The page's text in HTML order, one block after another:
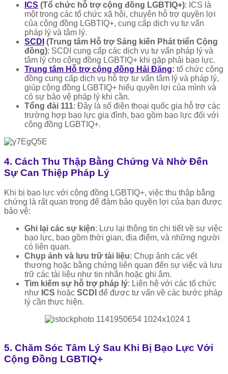
ICS (Tổ chức hỗ trợ cộng đồng LGBTIQ+): ICS là
một trong các tổ chức xã hội, chuyên hỗ trợ quyền lợi
của cộng đồng LGBTIQ+, cung cấp dịch vụ tư vấn
pháp lý và tâm lý.
SCDI (Trung tâm Hỗ trợ Sáng kiến Phát triển Cộng
đồng): SCDI cung cấp các dịch vụ tư vấn pháp lý và
tâm lý cho cộng đồng LGBTIQ+ khi gặp phải bạo lực.
Trung tâm Hỗ trợ cộng đồng Hải Đăng: tổ chức cộng
đồng cung cấp dịch vụ hỗ trợ tư vấn tâm lý và pháp lý,
giúp cộng đồng LGBTIQ+ hiểu quyền lợi của mình và
có sự bảo vệ pháp lý khi cần.
Tổng đài 111: Đây là số điện thoại quốc gia hỗ trợ các
trường hợp bạo lực gia đình, bao gồm bạo lực đối với
cộng đồng LGBTIQ+.
4. Cách Thu Thập Bằng Chứng Và Nhờ Đến
Sự Can Thiệp Pháp Lý
Khi bị bạo lực với cộng đồng LGBTIQ+, việc thu thập bằng
chứng là rất quan trọng để đảm bảo quyền lợi của bạn được
bảo vệ:
Ghi lại các sự kiện: Lưu lại thông tin chi tiết về sự việc
bạo lực, bao gồm thời gian, địa điểm, và những người
có liên quan.
Chụp ảnh và lưu trữ tài liệu: Chụp ảnh các vết
thương hoặc bằng chứng liên quan đến sự việc và lưu
trữ các tài liệu như tin nhắn hoặc ghi âm.
Tìm kiếm sự hỗ trợ pháp lý: Liên hệ với các tổ chức
như ICS hoặc SCDI để được tư vấn về các bước pháp
lý cần thực hiện.
5. Chăm Sóc Tâm Lý Sau Khi Bị Bạo Lực Với
Cộng Đồng LGBTIQ+